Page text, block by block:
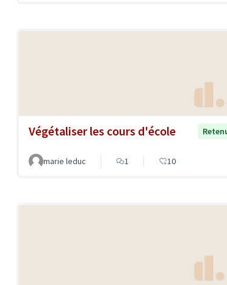
Végétaliser les cours d'école
marie leduc 1 10